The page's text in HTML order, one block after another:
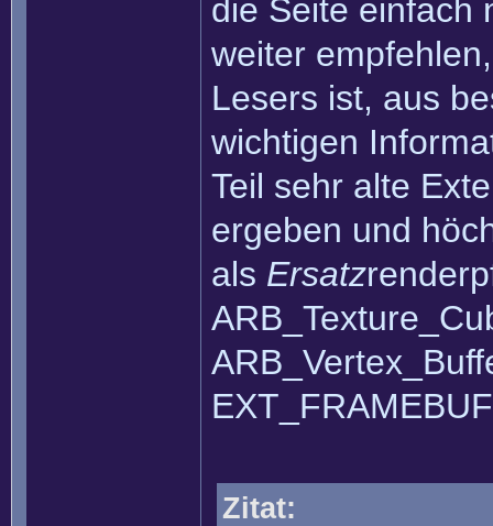
die Seite einfach
weiter
Lesers ist, aus
wichtigen
Teil sehr alte
ergeben und
als Ersatz
Zitat: